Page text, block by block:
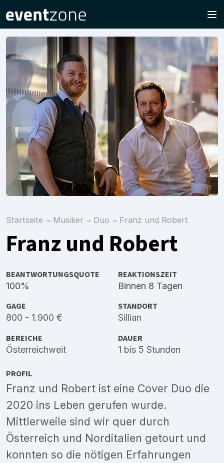
Startseite Musiker Duo Franz und Robert
Franz und Robert
BEANTWORTUNGSQUOTE
100%
REAKTIONSZEIT
Binnen 8 Tagen
GAGE
800 - 1.900 €
STANDORT
Sillian
BEREICHE
Österreichweit
DAUER
1 bis 5 Stunden
PROFIL
Franz und Robert ist eine Cover Duo die
2020 ins Leben gerufen wurde.
Mittlerweile sind wir quer durch
Österreich und Norditalien getourt und
konnten so die nötigen Erfahrungen